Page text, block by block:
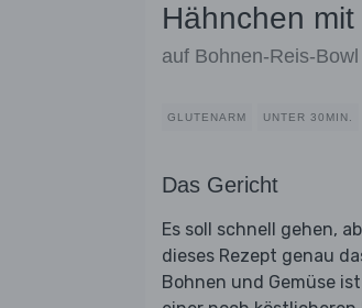
Hähnchen
auf Bohnen-Reis-
GLUTENARM UNTER 30MIN.
Das Gericht
Es soll schnell gehen,
dieses Rezept genau
Bohnen und Gemüse